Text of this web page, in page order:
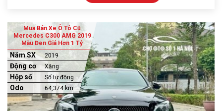
Mua Bán Xe Ô Tô Cũ
Mercedes C300 AMG 2019
Màu Đen Giá Hơn 1 Tỷ
Năm SX 2019
Động cơ Xăng
Hộp số Số tự động
Odo 64,374 km